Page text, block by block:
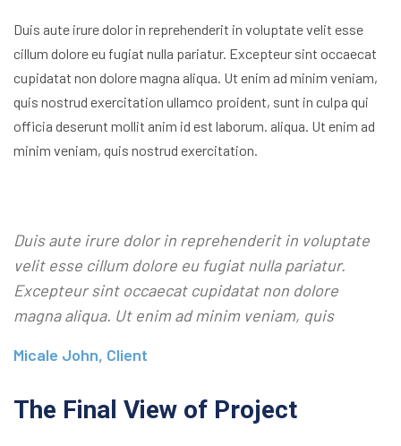
Duis aute irure dolor in reprehenderit in voluptate velit esse
cillum dolore eu fugiat nulla pariatur. Excepteur sint occaecat
cupidatat non dolore magna aliqua. Ut enim ad minim veniam,
quis nostrud exercitation ullamco proident, sunt in culpa qui
officia deserunt mollit anim id est laborum. aliqua. Ut enim ad
minim veniam, quis nostrud exercitation.
Duis aute irure dolor in reprehenderit in voluptate
velit esse cillum dolore eu fugiat nulla pariatur.
Excepteur sint occaecat cupidatat non dolore
magna aliqua. Ut enim ad minim veniam, quis
Micale John, Client
The Final View of Project